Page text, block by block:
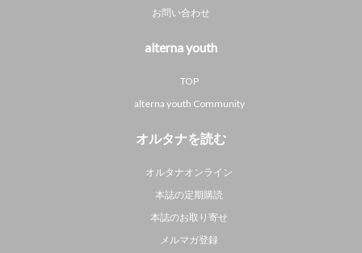
お問い合わせ
alterna youth
TOP
alterna youth Community
オルタナを読む
オルタナオンライン
本誌の定期購読
本誌のお取り寄せ
メルマガ登録